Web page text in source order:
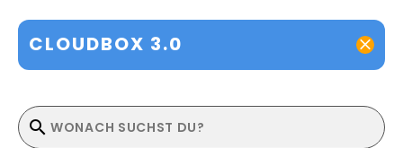
CLOUDBOX 3.0